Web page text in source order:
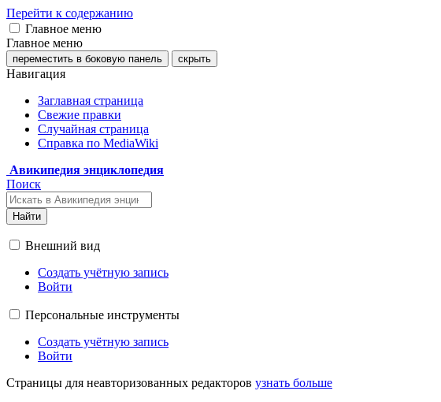
Перейти к содержанию
Главное меню
Главное меню
переместить в боковую панель скрыть
Навигация
Заглавная страница
Свежие правки
Случайная страница
Справка по MediaWiki
Авикипедия энциклопедия
Поиск
Найти
Внешний вид
Создать учётную запись
Войти
Персональные инструменты
Создать учётную запись
Войти
Страницы для неавторизованных редакторов узнать больше